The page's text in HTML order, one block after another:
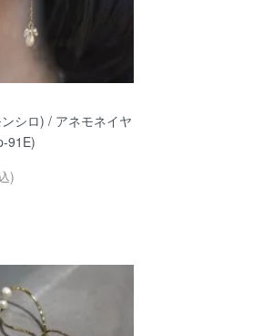
シロ) / アネモネイヤ
91E)
)